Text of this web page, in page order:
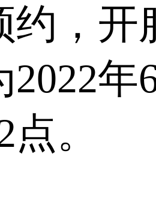
约，开
2022年
。